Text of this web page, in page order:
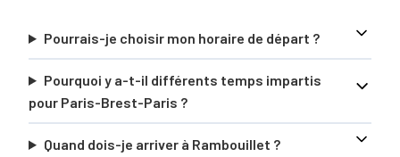
Pourrais-je choisir mon horaire de départ ?
Pourquoi y a-t-il différents temps impartis
pour Paris-Brest-Paris ?
Quand dois-je arriver à Rambouillet ?